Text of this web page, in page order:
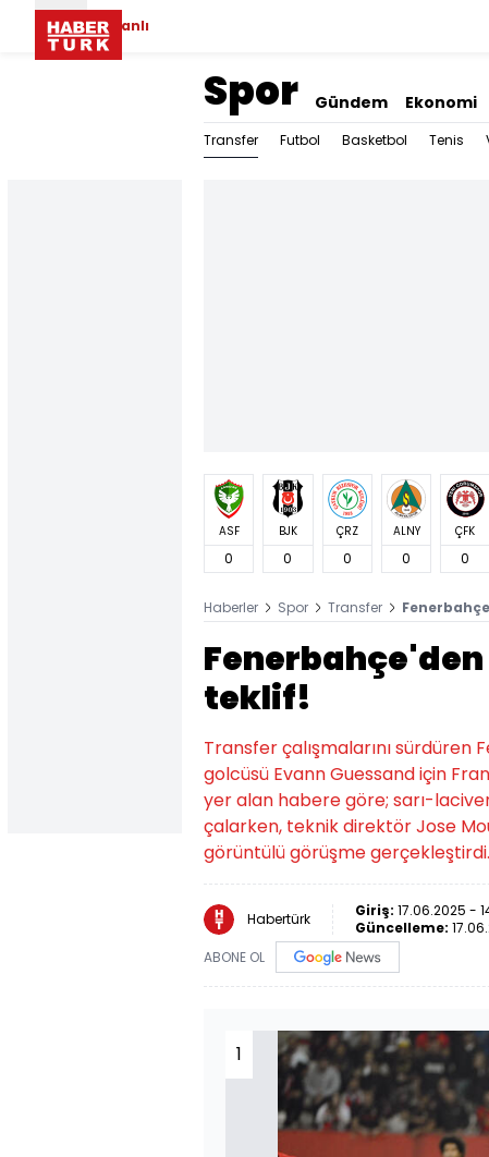
Canlı
Spor Gündem Ekonomi
Transfer Futbol Basketbol Tenis
ASF
0
BJK
0
ÇRZ
0
ALNY
0
ÇFK
0
Haberler Spor Transfer
teklif!
Transfer çalışmalarını sürdüren
golcüsü Evann Guessand için
yer alan habere göre; sarı-
çalarken, teknik direktör Jose
görüntülü görüşme gerçekleştirdi.
Habertürk Giriş: 17.06.2025 -
Güncelleme:
ABONE OL
1